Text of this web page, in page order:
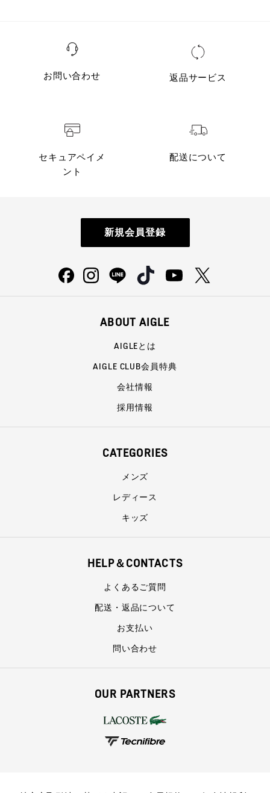
お問い合わせ 返品サービス
セキュアペイメ
ント
配送について
新規会員登録
ABOUT AIGLE
AIGLEとは
AIGLE CLUB会員特典
会社情報
採用情報
CATEGORIES
メンズ
レディース
キッズ
HELP＆CONTACTS
よくあるご質問
配送・返品について
お支払い
問い合わせ
OUR PARTNERS